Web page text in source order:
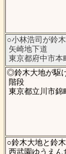
○小林浩司が鈴
矢崎地下道
東京都府中市本
◎鈴木大地が駆
階段
東京都立川市錦
○鈴木大地と鈴
西武園ゆうえん